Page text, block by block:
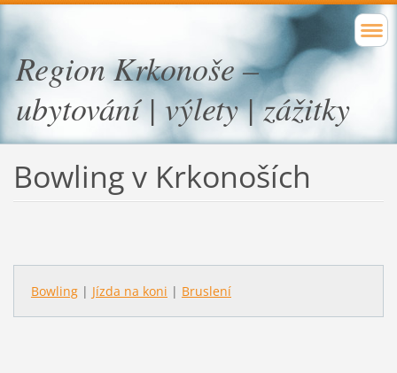
Region Krkonoše –
ubytování | výlety | zážitky
Bowling v Krkonoších
Bowling| Jízda na koni | Bruslení